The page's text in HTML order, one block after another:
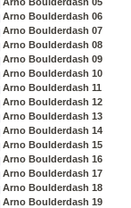
Arno Boulderdash 06
Arno Boulderdash 07
Arno Boulderdash 08
Arno Boulderdash 09
Arno Boulderdash 10
Arno Boulderdash 11
Arno Boulderdash 12
Arno Boulderdash 13
Arno Boulderdash 14
Arno Boulderdash 15
Arno Boulderdash 16
Arno Boulderdash 17
Arno Boulderdash 18
Arno Boulderdash 19